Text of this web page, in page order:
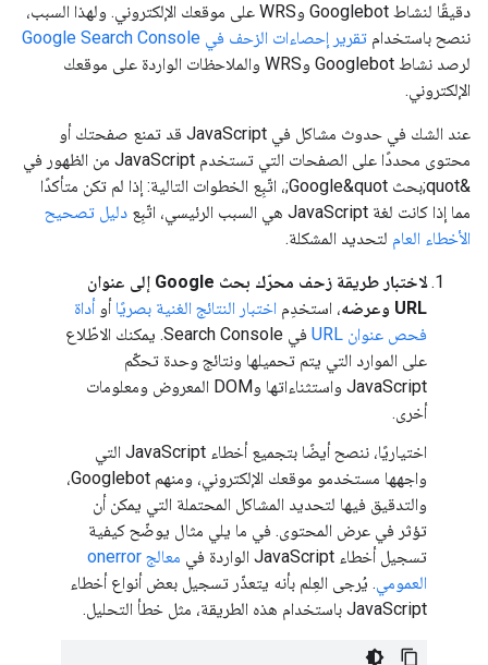
دقيقًا لنشاط Googlebot وWRS على موقعك الإلكتروني. ولهذا السبب،
ننصح باستخدام تقرير إحصاءات الزحف في Google Search Console
لرصد نشاط Googlebot وWRS والملاحظات الواردة على موقعك
الإلكتروني.
عند الشك في حدوث مشاكل في JavaScript قد تمنع صفحتك أو
محتوى محددًا على الصفحات التي تستخدم JavaScript من الظهور في
&quot;بحث Google&quot;، اتّبِع الخطوات التالية: إذا لم تكن متأكدًا
مما إذا كانت لغة JavaScript هي السبب الرئيسي، اتّبِع
دليل تصحيح
الأخطاء العام لتحديد المشكلة.
لاختبار طريقة زحف محرّك بحث Google إلى عنوان
URL وعرضه
، استخدِم اختبار النتائج الغنية بصريًا أوأداة
فحص عنوان URL
في Search Console. يمكنك الاطّلاع
على الموارد التي يتم تحميلها ونتائج وحدة تحكّم
JavaScript واستثناءاتها وDOM المعروض ومعلومات
أخرى.
اختياريًا، ننصح أيضًا بتجميع أخطاء JavaScript التي
واجهها مستخدمو موقعك الإلكتروني، ومنهم Googlebot،
والتدقيق فيها لتحديد المشاكل المحتملة التي يمكن أن
تؤثر في عرض المحتوى. في ما يلي مثال يوضّح كيفية
تسجيل أخطاء JavaScript الواردة في
معالج onerror
العمومي. يُرجى العِلم بأنه يتعذّر تسجيل بعض أنواع أخطاء
JavaScript باستخدام هذه الطريقة، مثل خطأ التحليل.